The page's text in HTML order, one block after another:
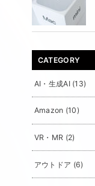
CATEGORY
AI・生成AI (13)
Amazon (10)
VR・MR (2)
アウトドア (6)